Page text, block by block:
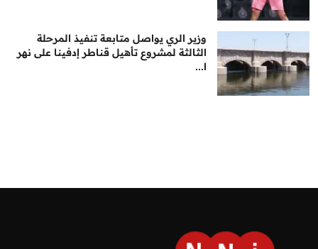
وزير الري يواصل متابعة تنفيذ المرحلة
الثالثة لمشروع تأهيل قناطر إدفينا على نهر
ا...